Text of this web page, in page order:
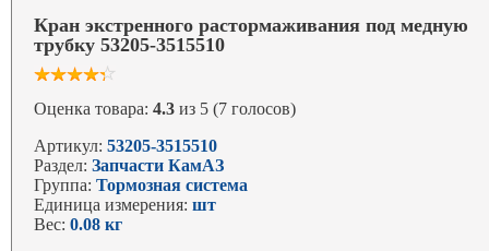
Кран экстренного растормаживания под медную
трубку 53205-3515510
Оценка товара:4.3 из 5 (7 голосов)
Артикул:53205-3515510
Раздел:Запчасти КамАЗ
Группа:Тормозная система
Единица измерения:шт
Вес:0.08 кг